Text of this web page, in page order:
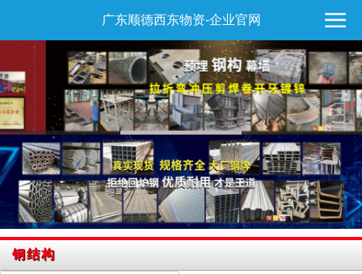
广东顺德西东物资-企业官网
钢结构